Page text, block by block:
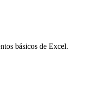
básicos de Excel.